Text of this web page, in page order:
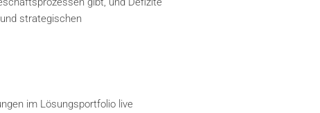
strategischen
im Lösungsportfolio live